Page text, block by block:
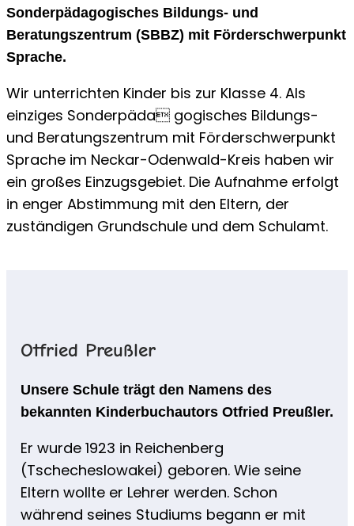
Sonderpädagogisches Bildungs- und
Beratungszentrum (SBBZ) mit Förderschwerpunkt
Sprache.
Wir unterrichten Kinder bis zur Klasse 4. Als
einziges Sonderpäda gogisches Bildungs-
und Beratungszentrum mit Förderschwerpunkt
Sprache im Neckar-Odenwald-Kreis haben wir
ein großes Einzugsgebiet. Die Aufnahme erfolgt
in enger Abstimmung mit den Eltern, der
zuständigen Grundschule und dem Schulamt.
Otfried Preußler
Unsere Schule trägt den Namens des
bekannten Kinderbuchautors Otfried Preußler.
Er wurde 1923 in Reichenberg
(Tschecheslowakei) geboren. Wie seine
Eltern wollte er Lehrer werden. Schon
während seines Studiums begann er mit